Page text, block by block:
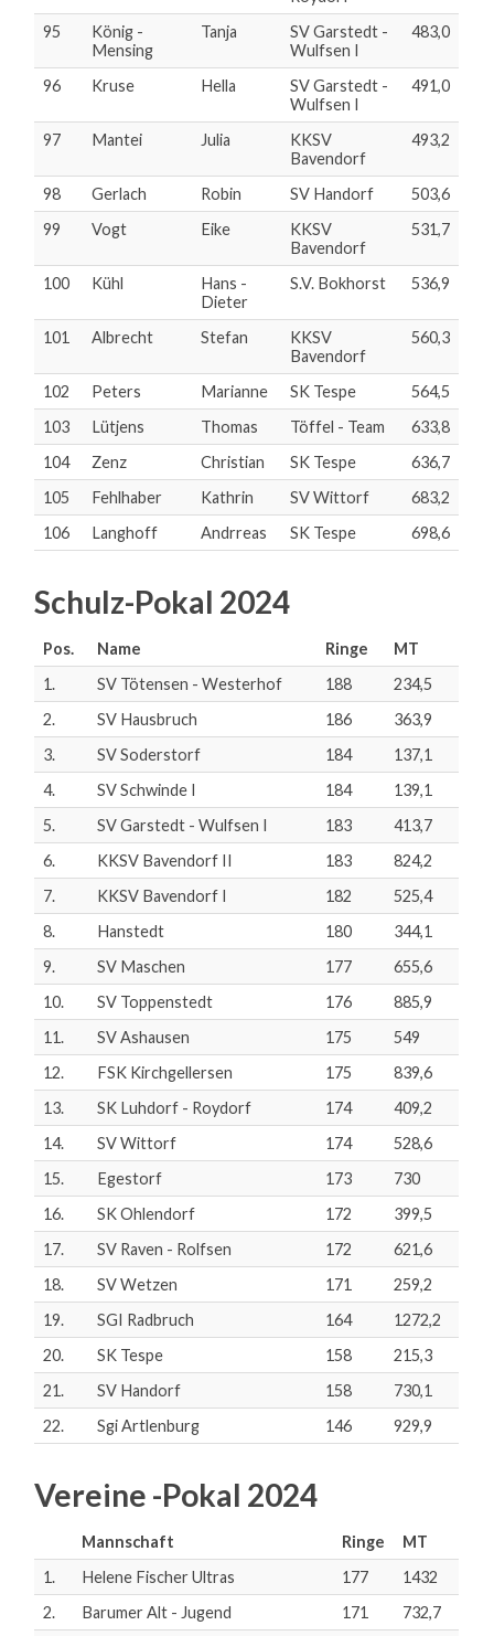
95
König -
Mensing
Tanja
SV Garstedt -
Wulfsen I
483,0
96 Kruse Hella
SV Garstedt -
Wulfsen I
491,0
97 Mantei Julia
KKSV
Bavendorf
493,2
98 Gerlach Robin SV Handorf
503,6
99
Vogt Eike
KKSV
Bavendorf
531,7
100 Kühl
Hans -
Dieter
S.V. Bokhorst 536,9
101 Albrecht Stefan
KKSV
Bavendorf
560,3
102 Peters Marianne SK Tespe
564,5
103
Lütjens Thomas Töffel - Team
633,8
104
Zenz Christian SK Tespe
636,7
105
Fehlhaber Kathrin SV Wittorf
683,2
106
Langhoff Andrreas SK Tespe 698,6
Schulz-Pokal 2024
Pos. Name Ringe
MT
1.
SV Tötensen - Westerhof 188
234,5
2.
SV Hausbruch 186
363,9
3.
SV Soderstorf 184
137,1
4.
SV Schwinde I 184
139,1
5.
SV Garstedt - Wulfsen I 183
413,7
6.
KKSV Bavendorf II 183
824,2
7.
KKSV Bavendorf I 182
525,4
8.
Hanstedt 180
344,1
9.
SV Maschen 177
655,6
10.
SV Toppenstedt 176
885,9
11.
SV Ashausen 175
549
12.
FSK Kirchgellersen 175
839,6
13.
SK Luhdorf - Roydorf 174
409,2
14.
SV Wittorf 174
528,6
15.
Egestorf 173
730
16.
SK Ohlendorf 172
399,5
17.
SV Raven - Rolfsen 172
621,6
18.
SV Wetzen 171
259,2
19.
SGI Radbruch 164
1272,2
20.
SK Tespe 158
215,3
21.
SV Handorf 158
730,1
22.
Sgi Artlenburg 146 929,9
Vereine -Pokal 2024
Mannschaft Ringe
MT
1.
Helene Fischer Ultras 177
1432
2.
Barumer Alt - Jugend 171
732,7